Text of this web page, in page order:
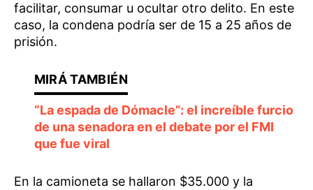
facilitar, consumar u ocultar otro delito. En este
caso, la condena podría ser de 15 a 25 años de
prisión.
“La espada de Dómacle”: el increíble furcio
de una senadora en el debate por el FMI
que fue viral
En la camioneta se hallaron $35.000 y la